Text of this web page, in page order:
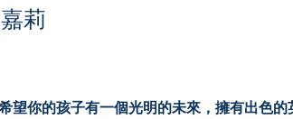
莉
望你的孩子有一個光明的未來，擁有出色